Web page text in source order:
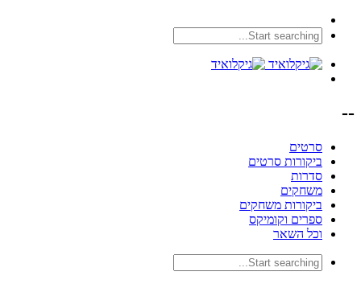
--
סרטים
ביקורות סרטים
סדרות
משחקים
ביקורות משחקים
ספרים וקומיקס
וכל השאר